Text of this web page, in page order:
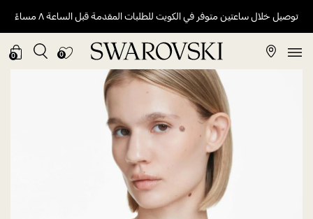
توصيل خلال ساعتين متوفر في الكويت للطلبات المقدمة قبل الساعة ٨ مساءً
0
0